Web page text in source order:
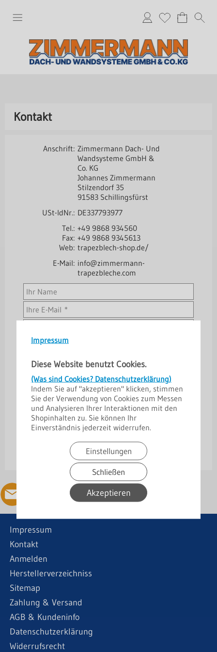
Impressum
Diese Website benutzt Cookies.
(Was sind Cookies? Datenschutzerklärung)
Indem Sie auf "akzeptieren" klicken, stimmen
Sie der Verwendung von Cookies zum Messen
und Analysieren Ihrer Interaktionen mit den
Shopinhalten zu. Sie können Ihr
Einverständnis jederzeit widerrufen.
Einstellungen
Schließen
Akzeptieren
Kontakt
Anschrift: Zimmermann Dach- Und
Wandsysteme GmbH &
Co. KG
Johannes Zimmermann
Stilzendorf 35
91583 Schillingsfürst
USt-IdNr.: DE337793977
Tel.: +49 9868 934560
Fax: +49 9868 9345613
Web: trapezblech-shop.de/
E-Mail: info@zimmermann-
trapezbleche.com
53 - 2 =
Datenschutzerklärung
Senden
Impressum
Kontakt
Anmelden
Herstellerverzeichniss
Sitemap
Zahlung & Versand
AGB & Kundeninfo
Datenschutzerklärung
Widerrufsrecht